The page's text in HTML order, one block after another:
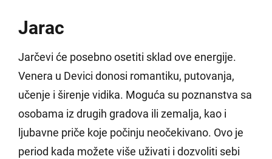
Jarac
Jarčevi će posebno osetiti sklad ove energije.
Venera u Devici donosi romantiku, putovanja,
učenje i širenje vidika. Moguća su poznanstva sa
osobama iz drugih gradova ili zemalja, kao i
ljubavne priče koje počinju neočekivano. Ovo je
period kada možete više uživati i dozvoliti sebi